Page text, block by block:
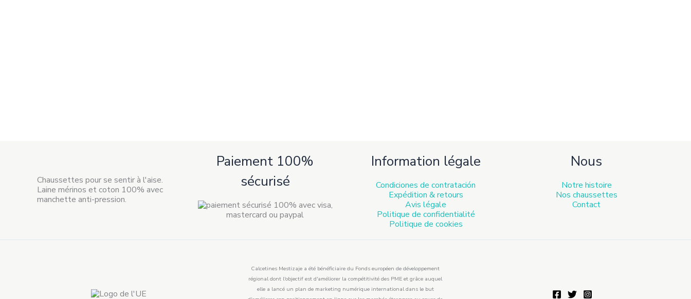
Chaussettes pour se sentir à l'aise.
Laine mérinos et coton 100% avec
manchette anti-pression.
Paiement 100%
sécurisé
Information légale
Condiciones de contratación
Expédition & retours
Avis légale
Politique de confidentialité
Politique de cookies
Nous
Notre histoire
Nos chaussettes
Contact
Calcetines Mestizaje a été bénéficiaire du Fonds européen de développement
régional dont l'objectif est d'améliorer la compétitivité des PME et grâce auquel
elle a lancé un plan de marketing numérique international dans le but